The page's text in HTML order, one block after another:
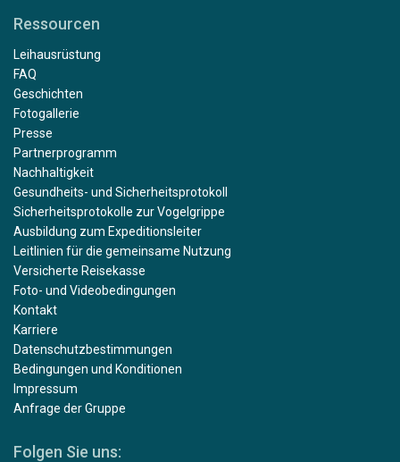
Ressourcen
Leihausrüstung
FAQ
Geschichten
Fotogallerie
Presse
Partnerprogramm
Nachhaltigkeit
Gesundheits- und Sicherheitsprotokoll
Sicherheitsprotokolle zur Vogelgrippe
Ausbildung zum Expeditionsleiter
Leitlinien für die gemeinsame Nutzung
Versicherte Reisekasse
Foto- und Videobedingungen
Kontakt
Karriere
Datenschutzbestimmungen
Bedingungen und Konditionen
Impressum
Anfrage der Gruppe
Folgen Sie uns: